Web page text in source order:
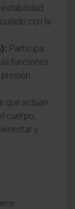
con la
Participa
funciones
que actúan
cuerpo,
y